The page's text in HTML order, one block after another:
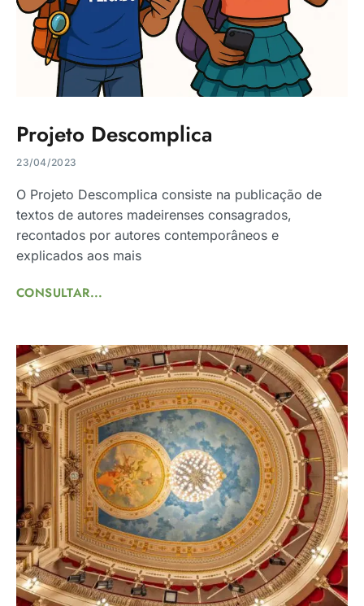
Projeto Descomplica
23/04/2023
O Projeto Descomplica consiste na publicação de
textos de autores madeirenses consagrados,
recontados por autores contemporâneos e
explicados aos mais
CONSULTAR...